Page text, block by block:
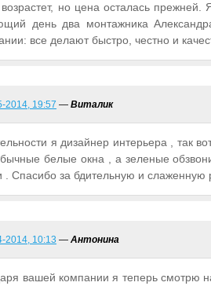
но цена осталась
день два монтажника
все делают быстро, честно и
2014, 19:57 — Виталик
я дизайнер интерьера , так
белые окна , а зеленые
за бдительную и слаженную
2014, 10:13 — Антонина
вашей компании я теперь